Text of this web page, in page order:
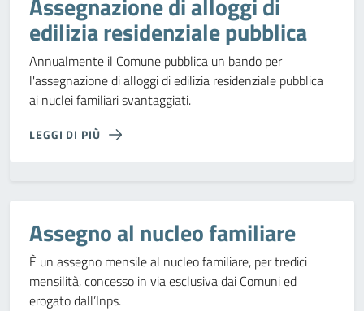
edilizia residenziale pubblica
Annualmente il Comune pubblica un bando per
l'assegnazione di alloggi di edilizia residenziale pubblica
ai nuclei familiari svantaggiati.
LEGGI DI PIÙ
Assegno al nucleo familiare
È un assegno mensile al nucleo familiare, per tredici
mensilità, concesso in via esclusiva dai Comuni ed
erogato dall’Inps.